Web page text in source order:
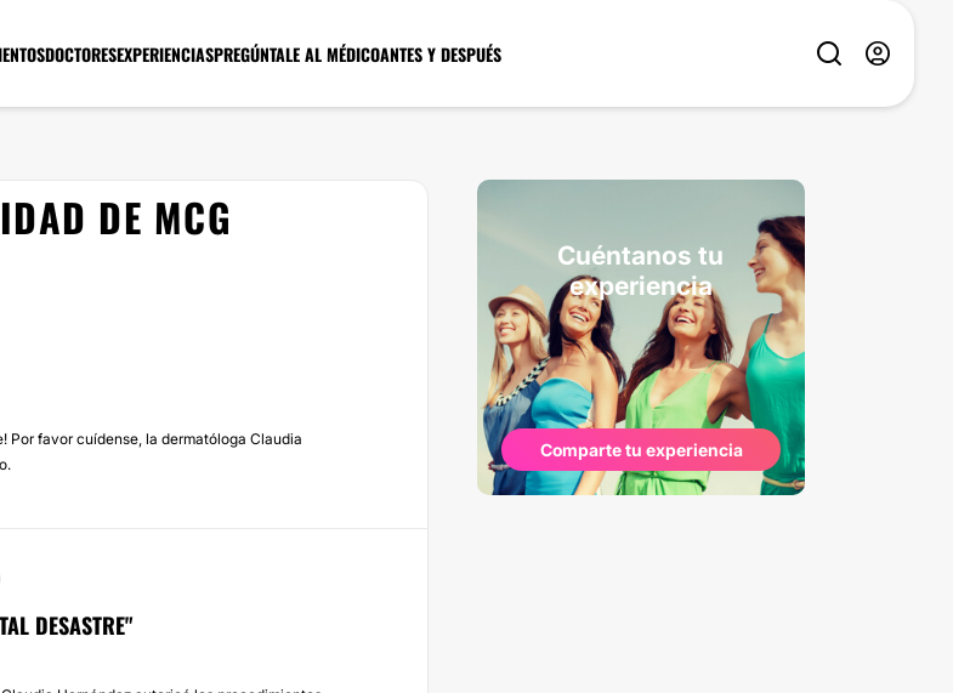
DOCTORESEXPERIENCIASPREGÚNTALE AL MÉDICOANTES Y DESPUÉS
DE MCG
Por favor cuídense, la dermatóloga Claudia
DESASTRE"
Cuéntanos tu
experiencia
Comparte tu experiencia